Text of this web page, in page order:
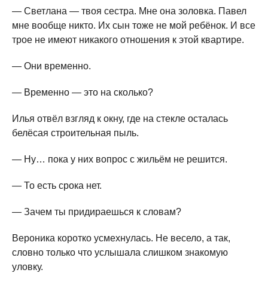
— Светлана — твоя сестра. Мне она золовка. Павел
мне вообще никто. Их сын тоже не мой ребёнок. И все
трое не имеют никакого отношения к этой квартире.
— Они временно.
— Временно — это на сколько?
Илья отвёл взгляд к окну, где на стекле осталась
белёсая строительная пыль.
— Ну… пока у них вопрос с жильём не решится.
— То есть срока нет.
— Зачем ты придираешься к словам?
Вероника коротко усмехнулась. Не весело, а так,
словно только что услышала слишком знакомую
уловку.